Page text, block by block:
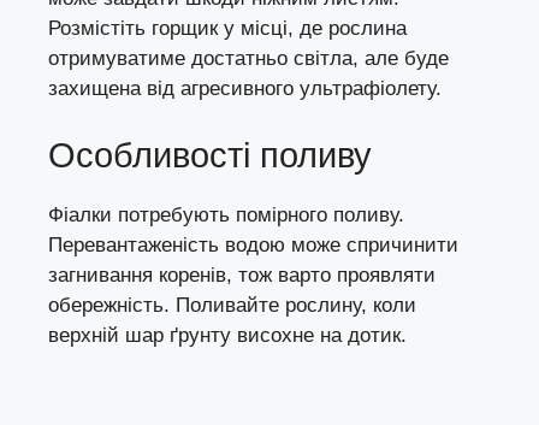
Розмістіть горщик у місці, де рослина
отримуватиме достатньо світла, але буде
захищена від агресивного ультрафіолету.
Особливості поливу
Фіалки потребують помірного поливу.
Перевантаженість водою може спричинити
загнивання коренів, тож варто проявляти
обережність. Поливайте рослину, коли
верхній шар ґрунту висохне на дотик.